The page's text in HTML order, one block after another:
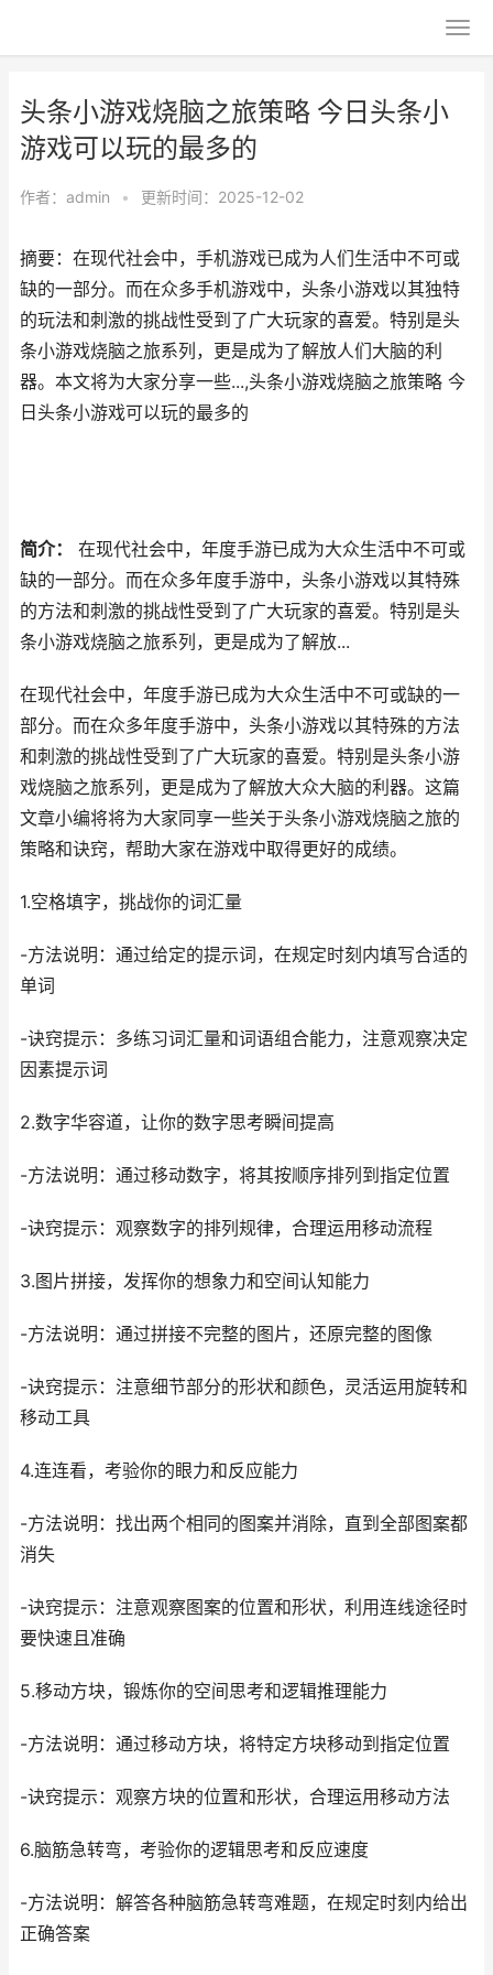
头条小游戏烧脑之旅策略 今日头条小
游戏可以玩的最多的
作者： admin • 更新时间：2025-12-02
摘要：在现代社会中，手机游戏已成为人们生活中不可或
缺的一部分。而在众多手机游戏中，头条小游戏以其独特
的玩法和刺激的挑战性受到了广大玩家的喜爱。特别是头
条小游戏烧脑之旅系列，更是成为了解放人们大脑的利
器。本文将为大家分享一些...,头条小游戏烧脑之旅策略 今
日头条小游戏可以玩的最多的
简介：
在现代社会中，年度手游已成为大众生活中不可或
缺的一部分。而在众多年度手游中，头条小游戏以其特殊
的方法和刺激的挑战性受到了广大玩家的喜爱。特别是头
条小游戏烧脑之旅系列，更是成为了解放...
在现代社会中，年度手游已成为大众生活中不可或缺的一
部分。而在众多年度手游中，头条小游戏以其特殊的方法
和刺激的挑战性受到了广大玩家的喜爱。特别是头条小游
戏烧脑之旅系列，更是成为了解放大众大脑的利器。这篇
文章小编将将为大家同享一些关于头条小游戏烧脑之旅的
策略和诀窍，帮助大家在游戏中取得更好的成绩。
1.空格填字，挑战你的词汇量
-方法说明：通过给定的提示词，在规定时刻内填写合适的
单词
-诀窍提示：多练习词汇量和词语组合能力，注意观察决定
因素提示词
2.数字华容道，让你的数字思考瞬间提高
-方法说明：通过移动数字，将其按顺序排列到指定位置
-诀窍提示：观察数字的排列规律，合理运用移动流程
3.图片拼接，发挥你的想象力和空间认知能力
-方法说明：通过拼接不完整的图片，还原完整的图像
-诀窍提示：注意细节部分的形状和颜色，灵活运用旋转和
移动工具
4.连连看，考验你的眼力和反应能力
-方法说明：找出两个相同的图案并消除，直到全部图案都
消失
-诀窍提示：注意观察图案的位置和形状，利用连线途径时
要快速且准确
5.移动方块，锻炼你的空间思考和逻辑推理能力
-方法说明：通过移动方块，将特定方块移动到指定位置
-诀窍提示：观察方块的位置和形状，合理运用移动方法
6.脑筋急转弯，考验你的逻辑思考和反应速度
-方法说明：解答各种脑筋急转弯难题，在规定时刻内给出
正确答案